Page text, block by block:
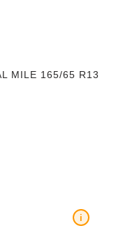
MILE 165/65 R13
i